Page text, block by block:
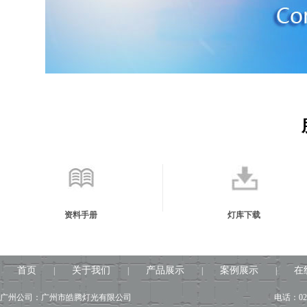
资料手册 灯库下载
首页 关于我们 产品展示 案例展示 在
广州公司：广州市皓腾灯光有限公司
电话：